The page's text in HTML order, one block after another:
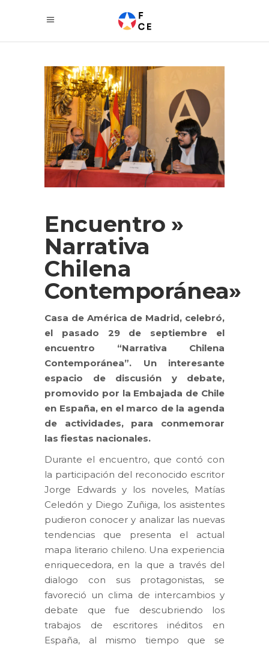
Encuentro »
Narrativa
Chilena
Contemporánea»
Casa de América de Madrid, celebró,
el pasado 29 de septiembre el
encuentro “Narrativa Chilena
Contemporánea”. Un interesante
espacio de discusión y debate,
promovido por la Embajada de Chile
en España, en el marco de la agenda
de actividades, para conmemorar
las fiestas nacionales.
Durante el encuentro, que contó con
la participación del reconocido escritor
Jorge Edwards y los noveles, Matías
Celedón y Diego Zuñiga, los asistentes
pudieron conocer y analizar las nuevas
tendencias que presenta el actual
mapa literario chileno. Una experiencia
enriquecedora, en la que a través del
dialogo con sus protagonistas, se
favoreció un clima de intercambios y
debate que fue descubriendo los
trabajos de escritores inéditos en
España, al mismo tiempo que se